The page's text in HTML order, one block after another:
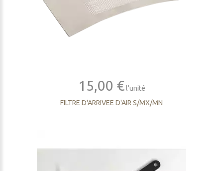
15,00 € l'unité
FILTRE D'ARRIVEE D'AIR S/MX/MN